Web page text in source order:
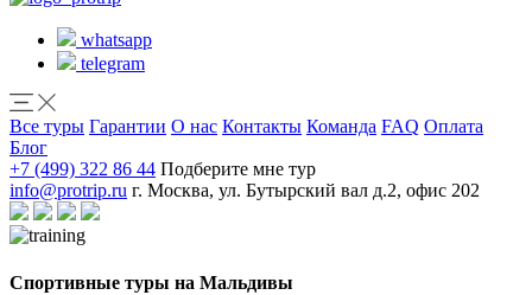
whatsapp
telegram
Все туры Гарантии О нас Контакты Команда FAQ Оплата
Блог
+7 (499) 322 86 44 Подберите мне тур
info@protrip.ru г. Москва, ул. Бутырский вал д.2, офис 202
Спортивные туры на Мальдивы